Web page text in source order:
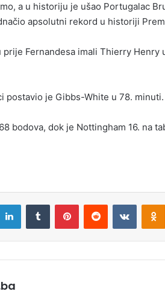
a u historiju je ušao Portugalac
apsolutni rekord u historiji
prije Fernandesa imali Thierry
postavio je Gibbs-White u 78. minuti.
bodova, dok je Nottingham 16. na
LinkedInTumblr PinterestReddit